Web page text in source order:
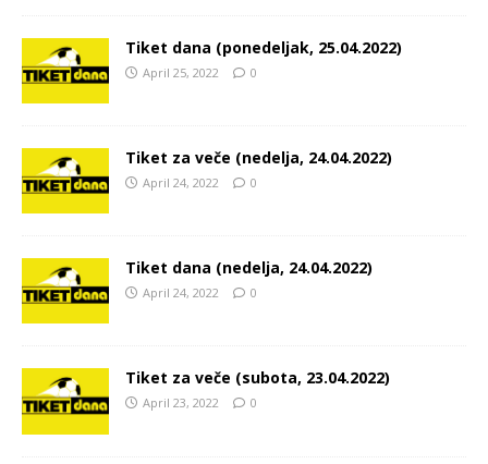
Tiket dana (ponedeljak, 25.04.2022)
April 25, 2022 0
Tiket za veče (nedelja, 24.04.2022)
April 24, 2022 0
Tiket dana (nedelja, 24.04.2022)
April 24, 2022 0
Tiket za veče (subota, 23.04.2022)
April 23, 2022 0